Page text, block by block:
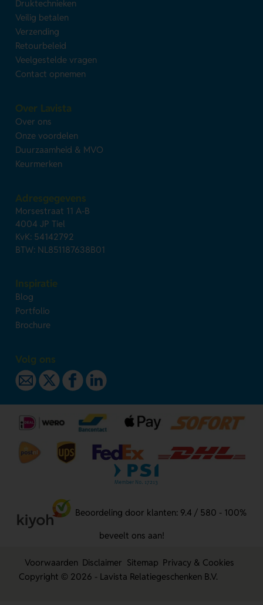
Druktechnieken
Veilig betalen
Verzending
Retourbeleid
Veelgestelde vragen
Contact opnemen
Over Lavista
Over ons
Onze voordelen
Duurzaamheid & MVO
Keurmerken
Adresgegevens
Morsestraat 11 A-B
4004 JP Tiel
KvK: 54142792
BTW: NL851187638B01
Inspiratie
Blog
Portfolio
Brochure
Volg ons
Beoordeling door klanten: 9.4 / 580 - 100%
beveelt ons aan!
Voorwaarden Disclaimer Sitemap Privacy & Cookies
Copyright © 2026 - Lavista Relatiegeschenken B.V.